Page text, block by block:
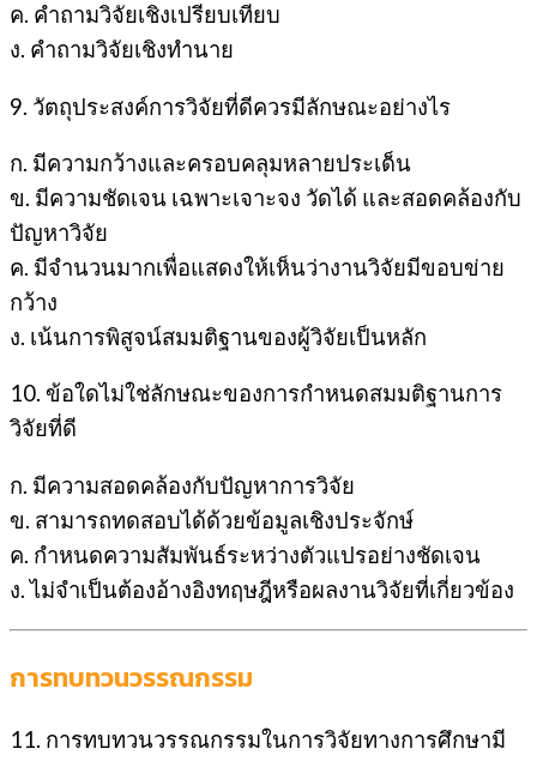
ค. คำถามวิจัยเชิงเปรียบเทียบ
ง. คำถามวิจัยเชิงทำนาย
9. วัตถุประสงค์การวิจัยที่ดีควรมีลักษณะอย่างไร
ก. มีความกว้างและครอบคลุมหลายประเด็น
ข. มีความชัดเจน เฉพาะเจาะจง วัดได้ และสอดคล้องกับ
ปัญหาวิจัย
ค. มีจำนวนมากเพื่อแสดงให้เห็นว่างานวิจัยมีขอบข่าย
กว้าง
ง. เน้นการพิสูจน์สมมติฐานของผู้วิจัยเป็นหลัก
10. ข้อใดไม่ใช่ลักษณะของการกำหนดสมมติฐานการ
วิจัยที่ดี
ก. มีความสอดคล้องกับปัญหาการวิจัย
ข. สามารถทดสอบได้ด้วยข้อมูลเชิงประจักษ์
ค. กำหนดความสัมพันธ์ระหว่างตัวแปรอย่างชัดเจน
ง. ไม่จำเป็นต้องอ้างอิงทฤษฎีหรือผลงานวิจัยที่เกี่ยวข้อง
การทบทวนวรรณกรรม
11. การทบทวนวรรณกรรมในการวิจัยทางการศึกษามี